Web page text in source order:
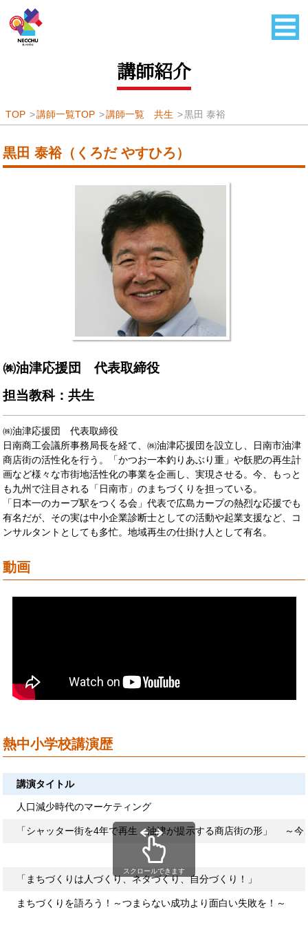
講師紹介
TOP 講師一覧TOP 講師一覧 共生 黒田 泰裕
黒田 泰裕（くろだ やすひろ）
㈱油津応援団 代表取締役
担当教科：共生
㈱油津応援団 代表取締役
日南商工会議所事務局長を経て、㈱油津応援団を設立し、日南市油津
商店街の活性化を行う。「かつお一本釣りあぶり重」や飫肥の再生計
画など様々な市街地活性化の事業を企画し、実現させる。今、もっと
も九州で注目される「日南市」のまちづくりを担っている。
「日本一のカープ駅をつくる会」代表で広島カープの熱烈な応援でも
有名だが、その実は中小企業診断士としての活動や起業支援など、コ
ンサルタントとしても多忙。地域再生の仕掛け人として有名。
動画
熱中小学校講演歴
講演タイトル
人口減少時代のマーケティング
「シャッター街を4年で再生 油津が提示する商店街の形」 ～今
「まちづくりは人づくり、ネタづくり、自分づくり！」
まちづくりを語ろう！～つまらない成功より面白い失敗を！～
スクロールできます